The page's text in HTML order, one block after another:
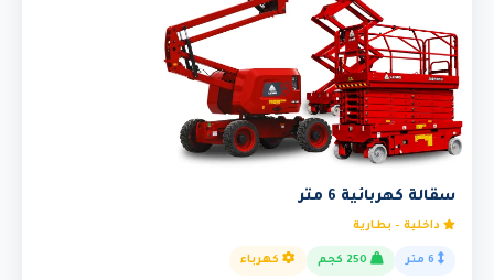
سقالة كهربائية 6 متر
داخلية - بطارية
كهرباء